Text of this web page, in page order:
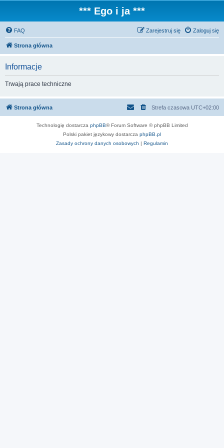
*** Ego i ja ***
FAQ Zaloguj się
Zarejestruj się
Strona główna
Informacje
Trwają prace techniczne
Strona główna Strefa czasowa UTC+02:00
Technologię dostarcza phpBB® Forum Software © phpBB Limited
Polski pakiet językowy dostarcza phpBB.pl
Zasady ochrony danych osobowych | Regulamin